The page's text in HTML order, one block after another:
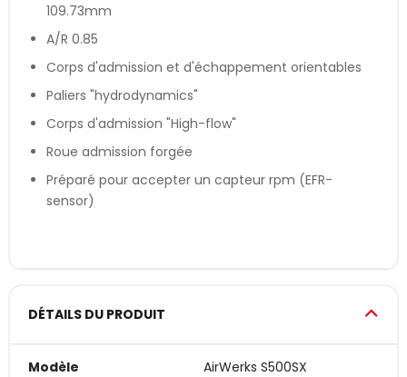
109.73mm
A/R 0.85
Corps d'admission et d'échappement orientables
Paliers "hydrodynamics"
Corps d'admission "High-flow"
Roue admission forgée
Préparé pour accepter un capteur rpm (EFR-
sensor)
DÉTAILS DU PRODUIT
Modèle
AirWerks S500SX